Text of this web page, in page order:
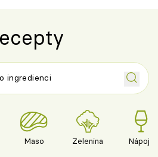
Maso Zelenina Nápoje